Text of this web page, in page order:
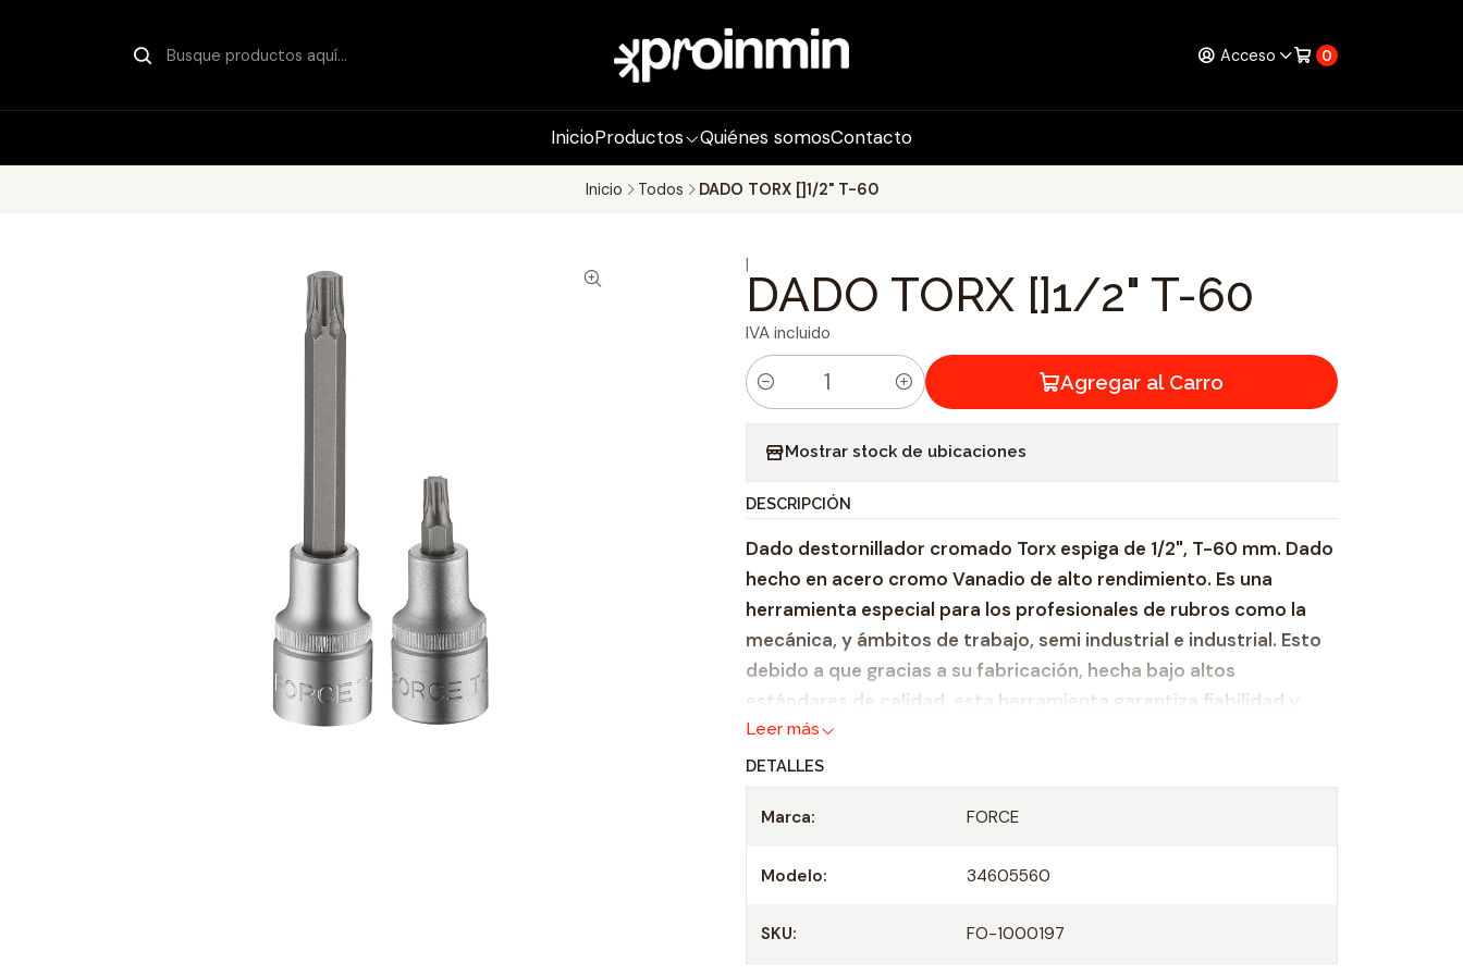
Acceso 0
InicioProductos Quiénes somosContacto
Inicio Todos DADO TORX []1/2" T-60
|
DADO TORX []1/2" T-60
IVA incluido
C
i
d
a
d
Agregar al Carro
Mostrar stock de ubicaciones
DESCRIPCIÓN
Dado destornillador cromado Torx espiga de 1/2", T-60 mm. Dado
hecho en acero cromo Vanadio de alto rendimiento. Es una
herramienta especial para los profesionales de rubros como la
mecánica, y ámbitos de trabajo, semi industrial e industrial. Esto
debido a que gracias a su fabricación, hecha bajo altos
estándares de calidad, esta herramienta garantiza fiabilidad y
durabilidad.
Dado de acero reforzado Cromo Venadio.
Profundidad 21 mm.
Longitud punta: 55 mm.
Leer más
DETALLES
Marca: FORCE
Modelo: 34605560
SKU: FO-1000197